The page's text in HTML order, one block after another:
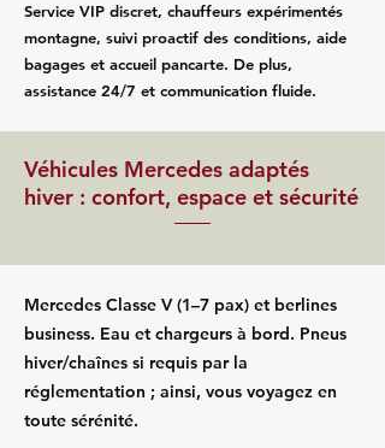
Service VIP discret, chauffeurs expérimentés
montagne, suivi proactif des conditions, aide
bagages et accueil pancarte. De plus,
assistance 24/7 et communication fluide.
Véhicules Mercedes adaptés
hiver : confort, espace et sécurité
Mercedes Classe V (1–7 pax) et berlines
business. Eau et chargeurs à bord. Pneus
hiver/chaînes si requis par la
réglementation ; ainsi, vous voyagez en
toute sérénité.